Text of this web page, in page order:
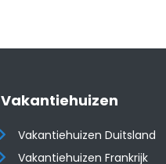
Vakantiehuizen
Vakantiehuizen Duitsland
Vakantiehuizen Frankrijk